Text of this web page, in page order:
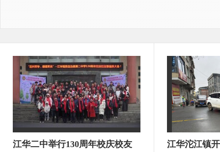
江华二中举行130周年校庆校友
江华沱江镇